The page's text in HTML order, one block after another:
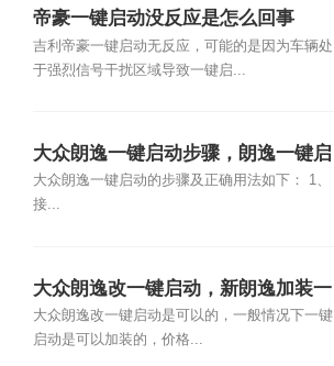
帝豪一键启动没反应是怎么回事
吉利帝豪一键启动无反应，可能的是因为车辆处
于强烈信号干扰区域导致一键启...
大众朗逸一键启动步骤，朗逸一键启
动正确用法
大众朗逸一键启动的步骤及正确用法如下： 1、
接...
大众朗逸改一键启动，新朗逸加装一
键启动多少钱
大众朗逸改一键启动是可以的，一般情况下一键
启动是可以加装的，价格...